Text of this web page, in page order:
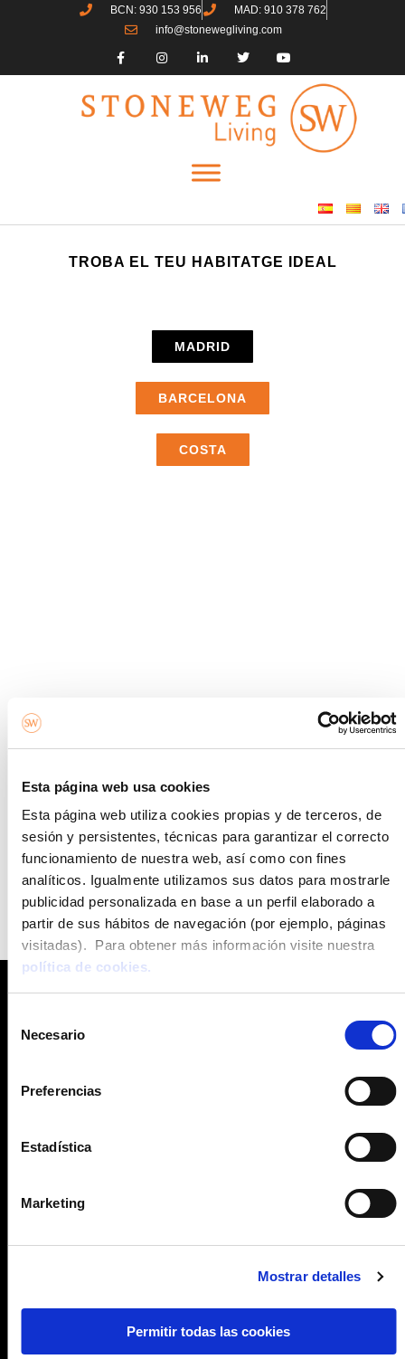
Esta página web usa cookies
Esta página web utiliza cookies propias y de terceros, de
sesión y persistentes, técnicas para garantizar el correcto
funcionamiento de nuestra web, así como con fines
analíticos. Igualmente utilizamos sus datos para mostrarle
publicidad personalizada en base a un perfil elaborado a
partir de sus hábitos de navegación (por ejemplo, páginas
visitadas). Para obtener más información visite nuestra
política de cookies.
Necesario
Preferencias
Estadística
Marketing
Mostrar detalles
Permitir todas las cookies
BCN: 930 153 956
MAD: 910 378 762
info@stonewegliving.com
TROBA EL TEU HABITATGE IDEAL
MADRID
BARCELONA
COSTA